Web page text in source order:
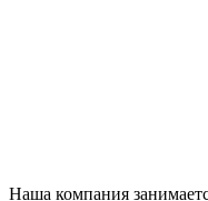
Наша компания